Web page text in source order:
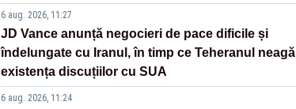
6 aug. 2026, 11:27
JD Vance anunță negocieri de pace dificile și
îndelungate cu Iranul, în timp ce Teheranul neagă
existența discuțiilor cu SUA
6 aug. 2026, 11:24